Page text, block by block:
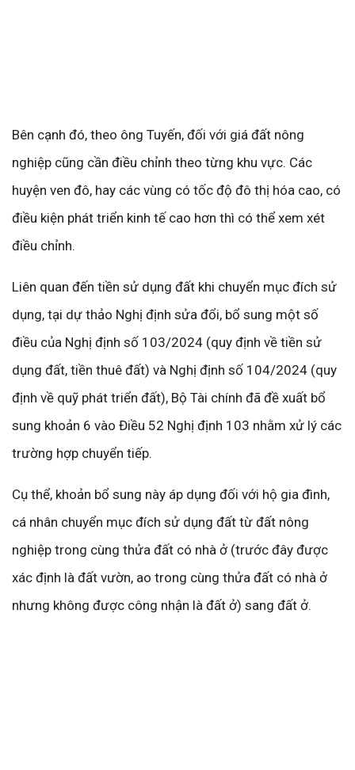
Bên cạnh đó, theo ông Tuyến, đối với giá đất nông
nghiệp cũng cần điều chỉnh theo từng khu vực. Các
huyện ven đô, hay các vùng có tốc độ đô thị hóa cao, có
điều kiện phát triển kinh tế cao hơn thì có thể xem xét
điều chỉnh.
Liên quan đến tiền sử dụng đất khi chuyển mục đích sử
dụng, tại dự thảo Nghị định sửa đổi, bổ sung một số
điều của Nghị định số 103/2024 (quy định về tiền sử
dụng đất, tiền thuê đất) và Nghị định số 104/2024 (quy
định về quỹ phát triển đất), Bộ Tài chính đã đề xuất bổ
sung khoản 6 vào Điều 52 Nghị định 103 nhằm xử lý các
trường hợp chuyển tiếp.
Cụ thể, khoản bổ sung này áp dụng đối với hộ gia đình,
cá nhân chuyển mục đích sử dụng đất từ đất nông
nghiệp trong cùng thửa đất có nhà ở (trước đây được
xác định là đất vườn, ao trong cùng thửa đất có nhà ở
nhưng không được công nhận là đất ở) sang đất ở.